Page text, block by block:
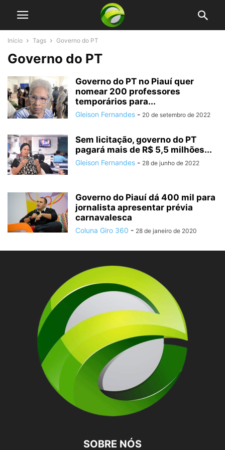
Início Tags Governo do PT
Governo do PT
Governo do PT no Piauí quer
nomear 200 professores
temporários para...
Gleison Fernandes - 20 de setembro de 2022
Sem licitação, governo do PT
pagará mais de R$ 5,5 milhões...
Gleison Fernandes - 28 de junho de 2022
Governo do Piauí dá 400 mil para
jornalista apresentar prévia
carnavalesca
Coluna Giro 360 - 28 de janeiro de 2020
SOBRE NÓS